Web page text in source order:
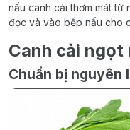
nấu canh cải thơm mát
đọc và vào bếp nấu cho
Canh cải ngọt
Chuẩn bị nguyên